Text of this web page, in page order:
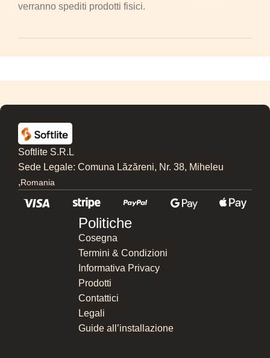
verranno spediti prodotti fisici.
Softlite S.R.L
Sede Legale: Comuna Lăzăreni, Nr. 38, Miheleu
,Romania
Politiche
Cosegna
Termini & Condizioni
Informativa Privacy
Prodotti
Contattici
Legali
Guide all’installazione